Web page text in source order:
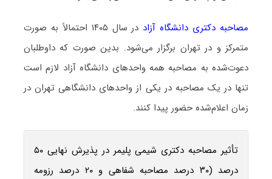
مصاحبه دکتری دانشگاه آزاد
در سال ۱۴۰۵ احتمالاً به صورت
متمرکز و در تهران برگزار می‌شود. بدین صورت که داوطلبان
دعوت‌شده به مصاحبه همه واحدهای دانشگاه آزاد لازم است
تنها در یک مصاحبه در یکی از واحدهای دانشگاهی تهران در
زمان اعلام‌شده حضور پیدا کنند.
تأثیر مصاحبه دکتری شیمی پلیمر در پذیرش نهایی ۵۰
درصد (۳۰ درصد مصاحبه شفاهی و ۲۰ درصد رزومه